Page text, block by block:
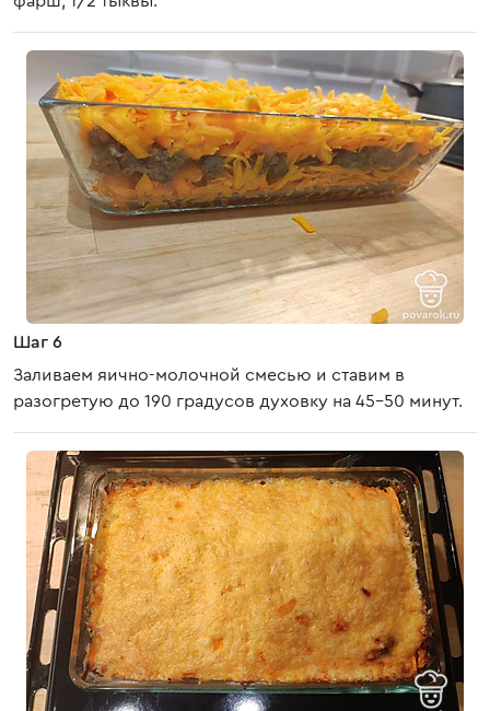
Шаг 6
Заливаем яично-молочной смесью и ставим в
разогретую до 190 градусов духовку на 45-50 минут.